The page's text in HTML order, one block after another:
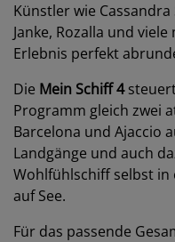
Künstler wie Cassandra
Janke, Rozalla und
Erlebnis perfekt
Die Mein Schiff 4
Programm gleich zwei
Barcelona und Ajaccio
Landgänge und auch
Wohlfühlschiff selbst in
auf See.
Für das passende